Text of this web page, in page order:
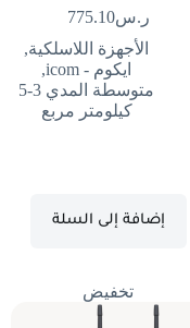
ر.س775.10
الأجهزة اللاسلكية,
ايكوم - icom
,
متوسطة المدي 3-5
كيلومتر مربع
إضافة إلى السلة
تخفيض